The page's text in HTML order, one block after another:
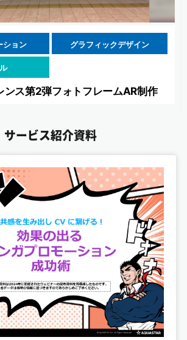
ション
グラフィックデザイン
ンス第2弾フォトフレームAR制作
記念事業 デジタルスタンプラリー
サービス紹介資料